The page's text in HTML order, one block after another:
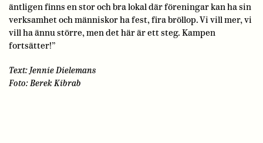
äntligen finns en stor och bra lokal där föreningar kan ha sin
verksamhet och människor ha fest, fira bröllop. Vi vill mer, vi
vill ha ännu större, men det här är ett steg. Kampen
fortsätter!”
Text: Jennie Dielemans
Foto: Berek Kibrab